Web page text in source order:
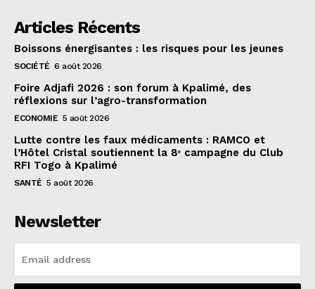
Articles Récents
Boissons énergisantes : les risques pour les jeunes
SOCIÉTÉ 6 août 2026
Foire Adjafi 2026 : son forum à Kpalimé, des
réflexions sur l’agro-transformation
ECONOMIE 5 août 2026
Lutte contre les faux médicaments : RAMCO et
l’Hôtel Cristal soutiennent la 8ᵉ campagne du Club
RFI Togo à Kpalimé
SANTÉ 5 août 2026
Newsletter